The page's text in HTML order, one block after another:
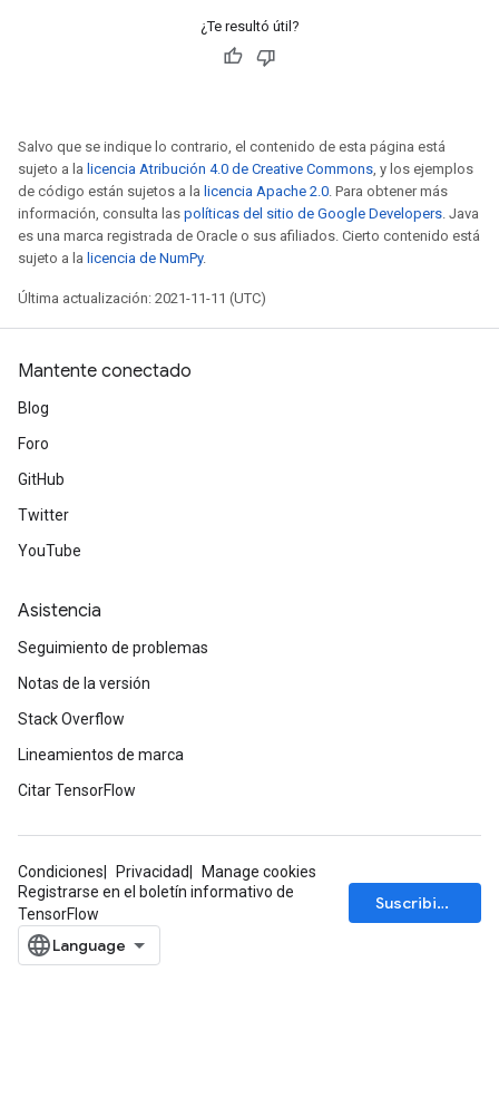
¿Te resultó útil?
Salvo que se indique lo contrario, el contenido de esta página está
sujeto a la licencia Atribución 4.0 de Creative Commons, y los ejemplos
de código están sujetos a la licencia Apache 2.0. Para obtener más
información, consulta las políticas del sitio de Google Developers. Java
es una marca registrada de Oracle o sus afiliados. Cierto contenido está
sujeto a la licencia de NumPy.
Última actualización: 2021-11-11 (UTC)
Mantente conectado
Blog
Foro
GitHub
Twitter
YouTube
Asistencia
Seguimiento de problemas
Notas de la versión
Stack Overflow
Lineamientos de marca
Citar TensorFlow
Condiciones Privacidad
Manage cookies
Registrarse en el boletín informativo de
TensorFlow
Suscribirse